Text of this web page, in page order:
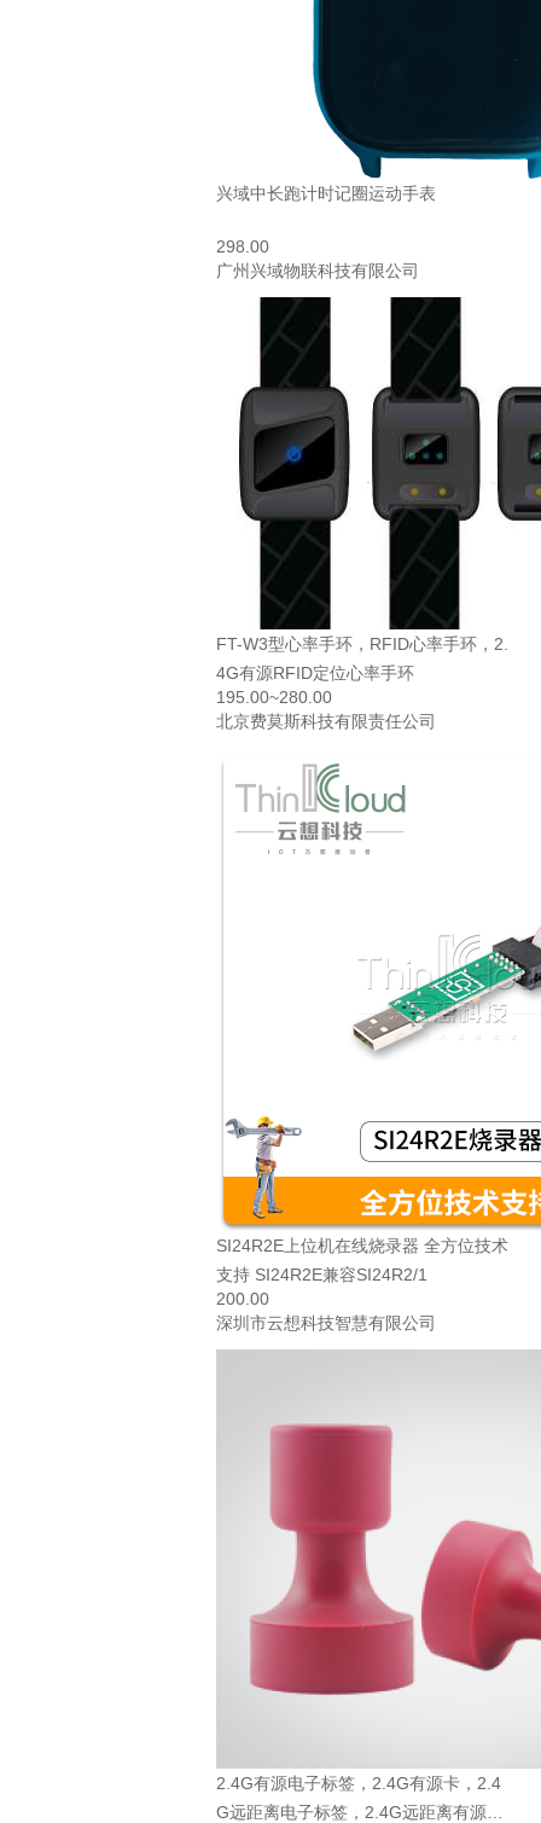
兴域中长跑计时记圈运动手表
298.00
广州兴域物联科技有限公司
FT-W3型心率手环，RFID心率手环，2.
4G有源RFID定位心率手环
195.00~280.00
北京费莫斯科技有限责任公司
SI24R2E上位机在线烧录器 全方位技术
支持 SI24R2E兼容SI24R2/1
200.00
深圳市云想科技智慧有限公司
2.4G有源电子标签，2.4G有源卡，2.4
G远距离电子标签，2.4G远距离有源